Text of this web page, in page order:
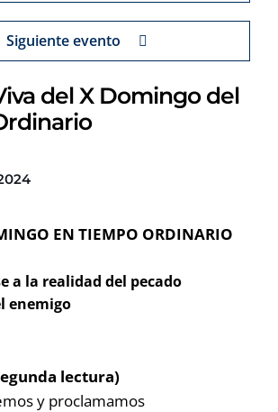
Siguiente evento
del X Domingo del
EN TIEMPO ORDINARIO
a la realidad del pecado
enemigo
lectura)
y proclamamos